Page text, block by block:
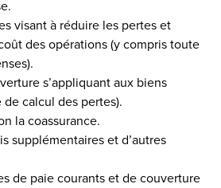
visant à réduire les pertes et
des opérations (y compris toute
s’appliquant aux biens
calcul des pertes).
la coassurance.
supplémentaires et d’autres
de paie courants et de couverture